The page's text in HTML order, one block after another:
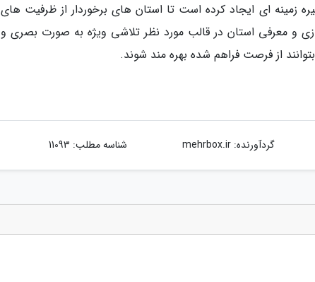
زمینه ای ایجاد کرده است تا استان های برخوردار از ظرفیت های
و معرفی استان در قالب مورد نظر تلاشی ویژه به صورت بصری و
از فرصت فراهم شده بهره مند شوند.
گردآورنده:mehrbox.ir شناسه مطلب: 11093